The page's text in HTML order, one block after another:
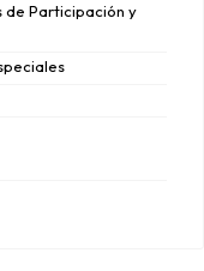
de Participación y